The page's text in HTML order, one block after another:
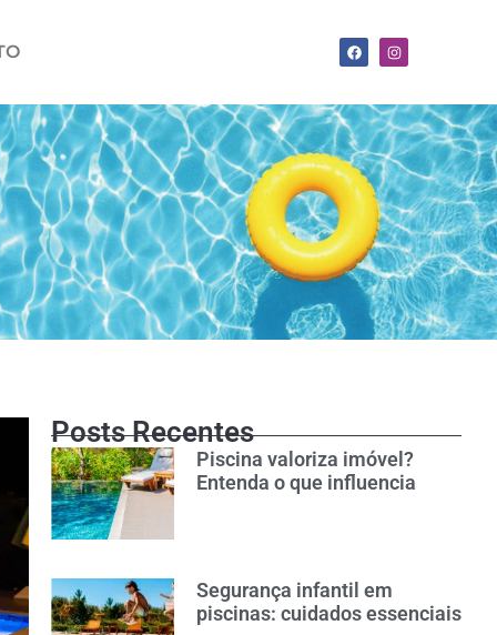
Posts Recentes
Piscina valoriza imóvel?
Entenda o que influencia
Segurança infantil em
piscinas: cuidados essenciais